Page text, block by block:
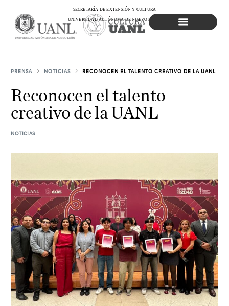
UNIVERSIDAD AUTÓNOMA DE NUEVO LEÓN
SECRETARÍA DE EXTENSIÓN Y CULTURA
PRENSA NOTICIAS RECONOCEN EL TALENTO CREATIVO DE LA UANL
Reconocen el talento
creativo de la UANL
NOTICIAS